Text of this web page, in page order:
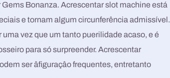
Bonanza. Acrescentar slot machine está
e tornam algum circunferência admissível.
vez que um tanto puerilidade acaso, e é
para só surpreender. Acrescentar
ser âfiguraçâo frequentes, entretanto